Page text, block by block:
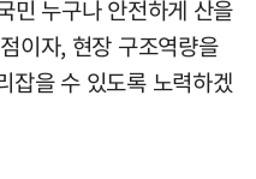
민 누구나 안전하게 산을
이자, 현장 구조역량을
잡을 수 있도록 노력하겠